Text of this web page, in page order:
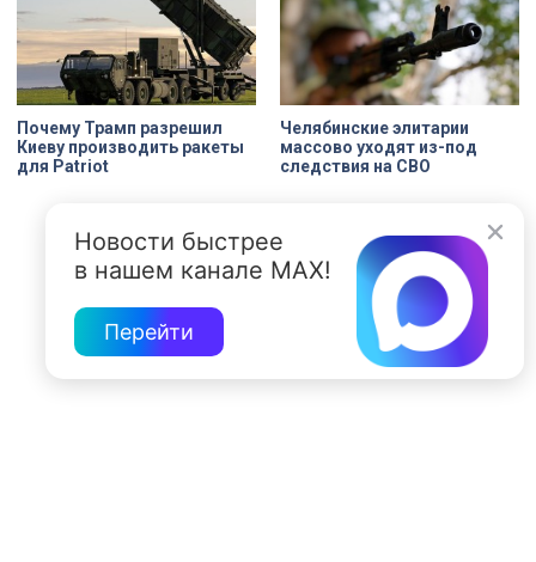
Почему Трамп разрешил
Киеву производить ракеты
для Patriot
Челябинские элитарии
массово уходят из-под
следствия на СВО
Новости быстрее
в нашем канале MAX!
Перейти